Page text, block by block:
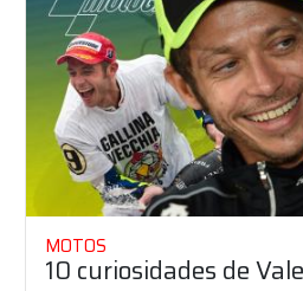
MOTOS
10 curiosidades de